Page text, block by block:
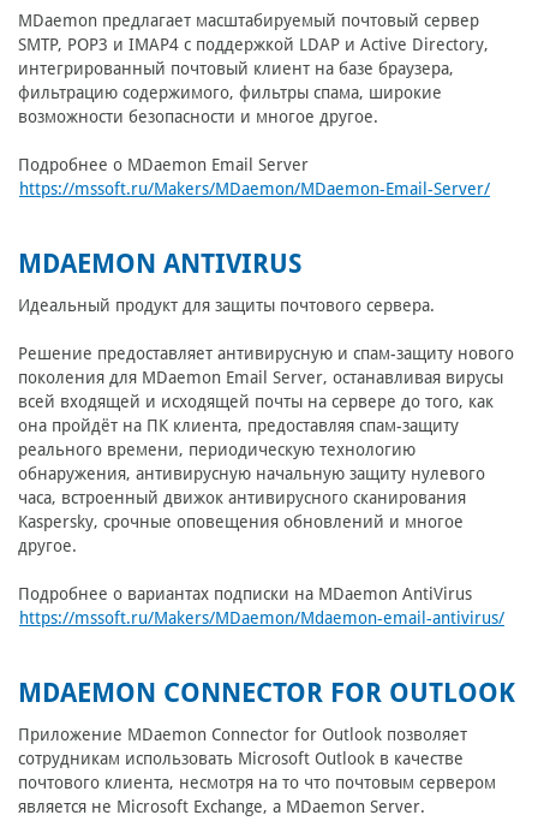
MDaemon предлагает масштабируемый почтовый сервер
SMTP, POP3 и IMAP4 с поддержкой LDAP и Active Directory,
интегрированный почтовый клиент на базе браузера,
фильтрацию содержимого, фильтры спама, широкие
возможности безопасности и многое другое.
Подробнее о MDaemon Email Server
https://mssoft.ru/Makers/MDaemon/MDaemon-Email-Server/
MDAEMON ANTIVIRUS
Идеальный продукт для защиты почтового сервера.
Решение предоставляет антивирусную и спам-защиту нового
поколения для MDaemon Email Server, останавливая вирусы
всей входящей и исходящей почты на сервере до того, как
она пройдёт на ПК клиента, предоставляя спам-защиту
реального времени, периодическую технологию
обнаружения, антивирусную начальную защиту нулевого
часа, встроенный движок антивирусного сканирования
Kaspersky, срочные оповещения обновлений и многое
другое.
Подробнее о вариантах подписки на MDaemon AntiVirus
https://mssoft.ru/Makers/MDaemon/Mdaemon-email-antivirus/
MDAEMON CONNECTOR FOR OUTLOOK
Приложение MDaemon Connector for Outlook позволяет
сотрудникам использовать Microsoft Outlook в качестве
почтового клиента, несмотря на то что почтовым сервером
является не Microsoft Exchange, а MDaemon Server.